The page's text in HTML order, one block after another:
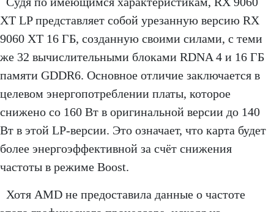
XT LP представляет собой урезанную версию RX
9060 XT 16 ГБ, созданную своими силами, с теми
же 32 вычислительными блоками RDNA 4 и 16 ГБ
памяти GDDR6. Основное отличие заключается в
целевом энергопотреблении платы, которое
снижено со 160 Вт в оригинальной версии до 140
Вт в этой LP-версии. Это означает, что карта будет
более энергоэффективной за счёт снижения
частоты в режиме Boost.
Хотя AMD не предоставила данные о частоте